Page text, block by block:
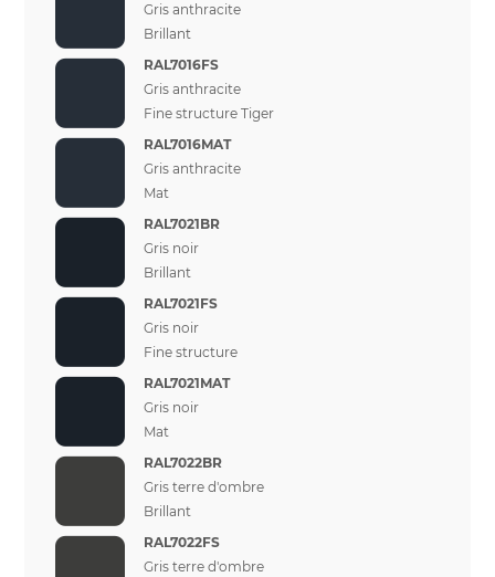
Gris anthracite
Brillant
RAL7016FS
Gris anthracite
Fine structure Tiger
RAL7016MAT
Gris anthracite
Mat
RAL7021BR
Gris noir
Brillant
RAL7021FS
Gris noir
Fine structure
RAL7021MAT
Gris noir
Mat
RAL7022BR
Gris terre d'ombre
Brillant
RAL7022FS
Gris terre d'ombre